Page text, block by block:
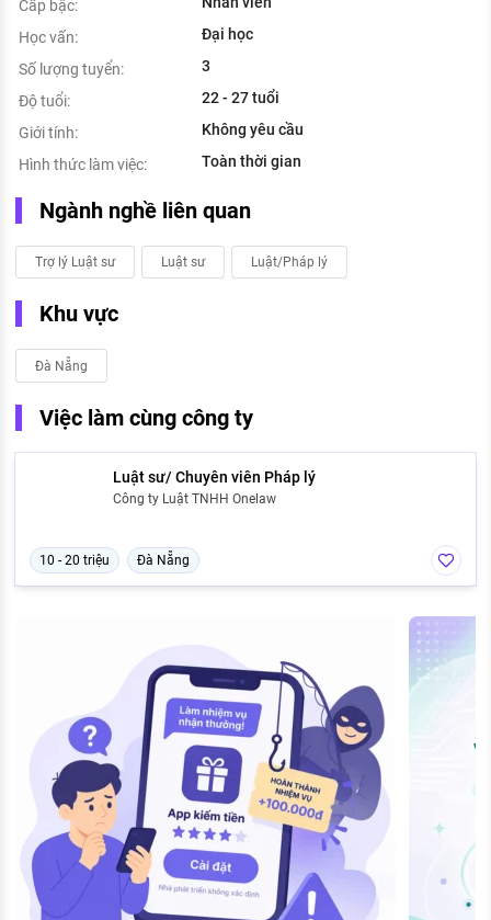
Cấp bậc:
Học vấn:
Đại học
Số lượng tuyển:
3
Độ tuổi:
22 - 27 tuổi
Giới tính:
Không yêu cầu
Hình thức làm việc:
Toàn thời gian
Ngành nghề liên quan
Trợ lý Luật sư Luật sư Luật/Pháp lý
Khu vực
Đà Nẵng
Việc làm cùng công ty
Luật sư/ Chuyên viên Pháp lý
Công ty Luật TNHH Onelaw
10 - 20 triệu Đà Nẵng